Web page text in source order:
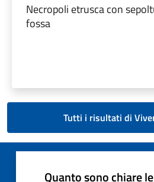
Necropoli etrusca con
fossa
Tutti i risultati di
Quanto sono chiare